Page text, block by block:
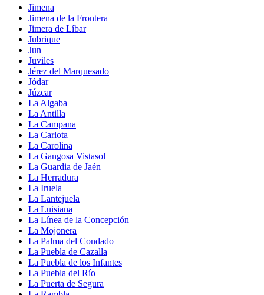
Jimena
Jimena de la Frontera
Jimera de Líbar
Jubrique
Jun
Juviles
Jérez del Marquesado
Jódar
Júzcar
La Algaba
La Antilla
La Campana
La Carlota
La Carolina
La Gangosa Vistasol
La Guardia de Jaén
La Herradura
La Iruela
La Lantejuela
La Luisiana
La Línea de la Concepción
La Mojonera
La Palma del Condado
La Puebla de Cazalla
La Puebla de los Infantes
La Puebla del Río
La Puerta de Segura